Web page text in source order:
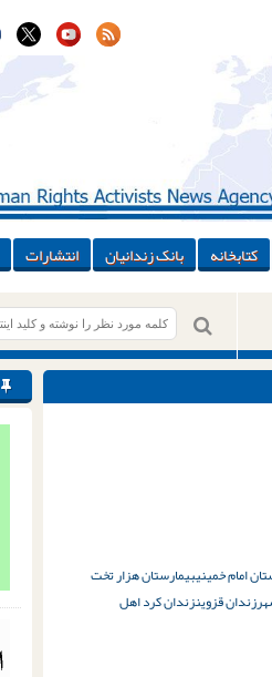
کتابخانه بانک زندانیان انتشارات
امام خمینیبیمارستان هزار تخت
زندان قزوینزندان کرد اهل